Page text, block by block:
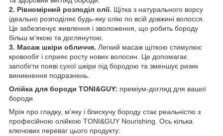
2. Рівномірний розподіл олії. Щітка з натурального ворсу
ідеально розподіляє будь-яку олію по всій довжині волосся.
Це забезпечує живлення і зволоження, що робить бороду
більш м'якою та доглянутою.
3. Масаж шкіри обличчя. Легкий масаж щіткою стимулює
кровообіг і сприяє росту нових волосин. Це допомагає
запобігти появі сухої шкіри під бородою та зменшує ризик
виникнення подразнень.
Олійка для бороди TONI&GUY: преміум-догляд для вашої
бороди
Мрія про гладку, м'яку і блискучу бороду стає реальністю з
професійною олійкою TONI&GUY Nourishing. Ось кілька
ключових переваг цього продукту: